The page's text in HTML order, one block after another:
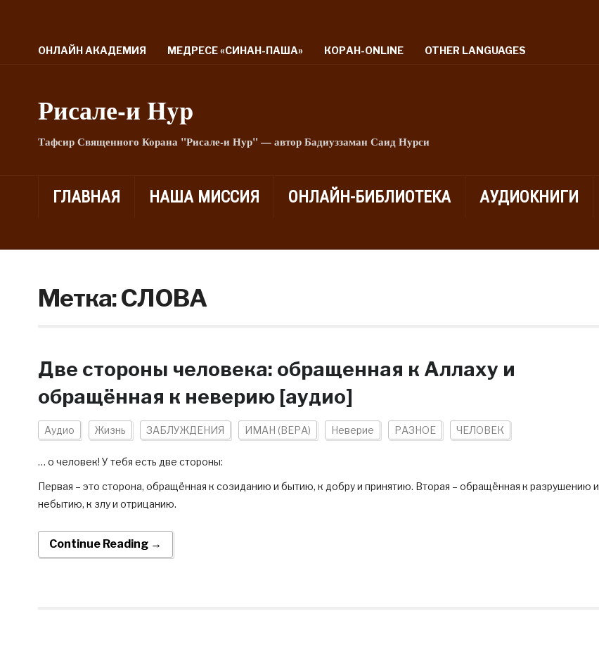
ОНЛАЙН АКАДЕМИЯ МЕДРЕСЕ «СИНАН-ПАША» КОРАН-ONLINE OTHER LANGUAGES
Рисале-и Hyp
Тафсир Священного Корана "Рисале-и Нур" — автор Бадиуззаман Саид Нурси
ГЛАВНАЯ НАША МИССИЯ ОНЛАЙН-БИБЛИОТЕКА АУДИОКНИГИ
Метка:СЛОВА
Две стороны человека: обращенная к Аллаху и
обращённая к неверию [аудио]
Аудио Жизнь ЗАБЛУЖДЕНИЯ ИМАН (ВЕРА) Неверие РАЗНОЕ ЧЕЛОВЕК
… о человек! У тебя есть две стороны:
Первая – это сторона, обращённая к созиданию и бытию, к добру и принятию. Вторая – обращённая к разрушению и
небытию, к злу и отрицанию.
Continue Reading →